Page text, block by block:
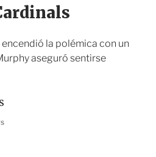
la polémica con un
aseguró sentirse